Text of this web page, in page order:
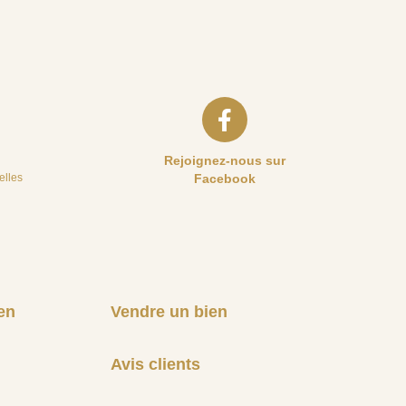
Rejoignez-nous sur
Facebook
Vendre un bien
Avis clients